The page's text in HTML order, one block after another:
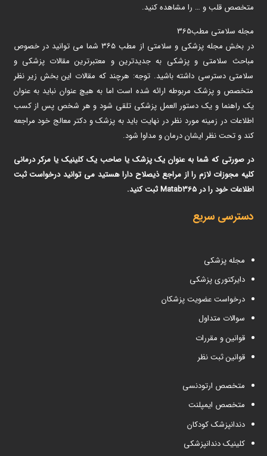
متخصص قلب و … را مشاهده کنید.
مجله سلامتی مطب365
در بخش مجله پزشکی و سلامتی از مطب ۳۶۵ شما می توانید در خصوص
مباحث سلامتی و پزشکی به جدیدترین و معتبرترین مقالات پزشکی و
سلامتی دسترسی داشته باشید. توجه: هرچند که مقالات این بخش زیر نظر
متخصص و پزشک مربوطه ارائه شده است اما به هیچ عنوان نباید به عنوان
یک راهنما و یک دستور العمل پزشکی تلقی شود و هر شخص پس از کسب
اطلاعات در زمینه مورد نظر در نهایت باید به پزشک و دکتر معالج خود مراجعه
کند و تحت نظر ایشان درمان و مداوا شود.
در صورتی که شما به عنوان یک پزشک یا صاحب یک کلینیک یا مرکر درمانی
کلیه مجوزات لازم را از مراجع ذیصلاح دارا هستید می توانید درخواست ثبت
اطلاعات خود را در Matab365 ثبت کنید.
دسترسی سریع
مجله پزشکی
دایرکتوری پزشکی
درخواست عضویت پزشکان
سوالات متداول
قوانین و مقررات
قوانین ثبت نظر
متخصص ارتودنسی
متخصص ایمپلنت
دندانپزشک کودکان
کلینیک دندانپزشکی